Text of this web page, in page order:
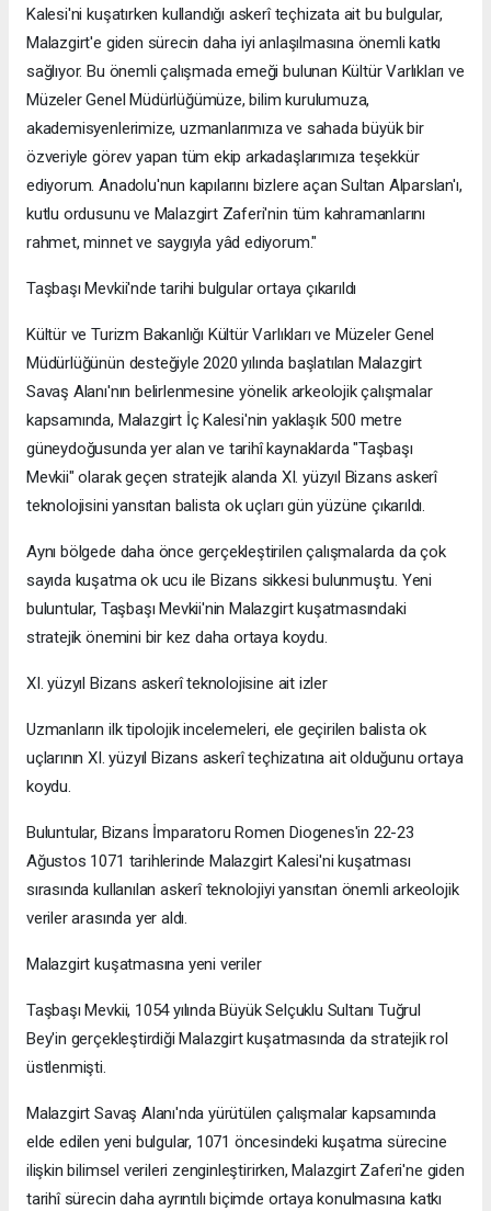
Kalesi'ni kuşatırken kullandığı askerî teçhizata ait bu bulgular,
Malazgirt'e giden sürecin daha iyi anlaşılmasına önemli katkı
sağlıyor. Bu önemli çalışmada emeği bulunan Kültür Varlıkları ve
Müzeler Genel Müdürlüğümüze, bilim kurulumuza,
akademisyenlerimize, uzmanlarımıza ve sahada büyük bir
özveriyle görev yapan tüm ekip arkadaşlarımıza teşekkür
ediyorum. Anadolu'nun kapılarını bizlere açan Sultan Alparslan'ı,
kutlu ordusunu ve Malazgirt Zaferi'nin tüm kahramanlarını
rahmet, minnet ve saygıyla yâd ediyorum."
Taşbaşı Mevkii'nde tarihi bulgular ortaya çıkarıldı
Kültür ve Turizm Bakanlığı Kültür Varlıkları ve Müzeler Genel
Müdürlüğünün desteğiyle 2020 yılında başlatılan Malazgirt
Savaş Alanı'nın belirlenmesine yönelik arkeolojik çalışmalar
kapsamında, Malazgirt İç Kalesi'nin yaklaşık 500 metre
güneydoğusunda yer alan ve tarihî kaynaklarda "Taşbaşı
Mevkii" olarak geçen stratejik alanda XI. yüzyıl Bizans askerî
teknolojisini yansıtan balista ok uçları gün yüzüne çıkarıldı.
Aynı bölgede daha önce gerçekleştirilen çalışmalarda da çok
sayıda kuşatma ok ucu ile Bizans sikkesi bulunmuştu. Yeni
buluntular, Taşbaşı Mevkii'nin Malazgirt kuşatmasındaki
stratejik önemini bir kez daha ortaya koydu.
XI. yüzyıl Bizans askerî teknolojisine ait izler
Uzmanların ilk tipolojik incelemeleri, ele geçirilen balista ok
uçlarının XI. yüzyıl Bizans askerî teçhizatına ait olduğunu ortaya
koydu.
Buluntular, Bizans İmparatoru Romen Diogenes'in 22-23
Ağustos 1071 tarihlerinde Malazgirt Kalesi'ni kuşatması
sırasında kullanılan askerî teknolojiyi yansıtan önemli arkeolojik
veriler arasında yer aldı.
Malazgirt kuşatmasına yeni veriler
Taşbaşı Mevkii, 1054 yılında Büyük Selçuklu Sultanı Tuğrul
Bey'in gerçekleştirdiği Malazgirt kuşatmasında da stratejik rol
üstlenmişti.
Malazgirt Savaş Alanı'nda yürütülen çalışmalar kapsamında
elde edilen yeni bulgular, 1071 öncesindeki kuşatma sürecine
ilişkin bilimsel verileri zenginleştirirken, Malazgirt Zaferi'ne giden
tarihî sürecin daha ayrıntılı biçimde ortaya konulmasına katkı